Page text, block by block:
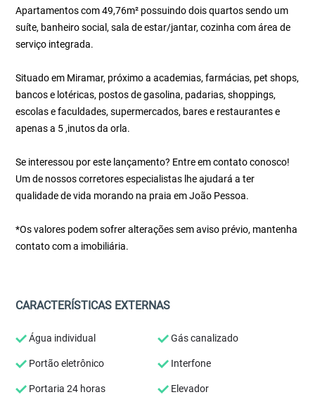
Apartamentos com 49,76m² possuindo dois quartos sendo um
suíte, banheiro social, sala de estar/jantar, cozinha com área de
serviço integrada.
Situado em Miramar, próximo a academias, farmácias, pet shops,
bancos e lotéricas, postos de gasolina, padarias, shoppings,
escolas e faculdades, supermercados, bares e restaurantes e
apenas a 5 ,inutos da orla.
Se interessou por este lançamento? Entre em contato conosco!
Um de nossos corretores especialistas lhe ajudará a ter
qualidade de vida morando na praia em João Pessoa.
*Os valores podem sofrer alterações sem aviso prévio, mantenha
contato com a imobiliária.
CARACTERÍSTICAS EXTERNAS
Água individual Gás canalizado
Portão eletrônico Interfone
Portaria 24 horas Elevador